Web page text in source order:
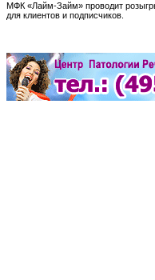
МФК «Лайм-Займ» проводит
для клиентов и подписчиков.